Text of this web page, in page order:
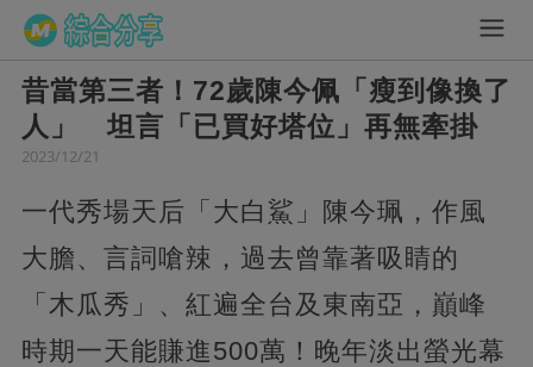
昔當第三者！72歲陳今佩「瘦到像換了
人」 坦言「已買好塔位」再無牽掛
2023/12/21
一代秀場天后「大白鯊」陳今珮，作風
大膽、言詞嗆辣，過去曾靠著吸睛的
「木瓜秀」、紅遍全台及東南亞，巔峰
時期一天能賺進500萬！晚年淡出螢光幕